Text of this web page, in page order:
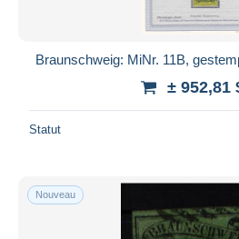
Braunschweig: MiNr. 11B,
± 952,81
Statut
Nouveau